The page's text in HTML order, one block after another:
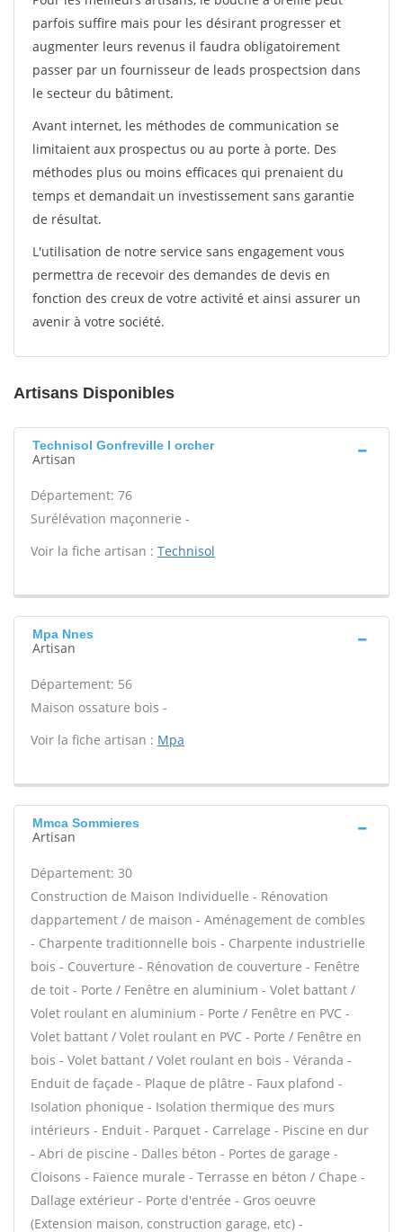
parfois suffire mais pour les désirant progresser et
augmenter leurs revenus il faudra obligatoirement
passer par un fournisseur de leads prospectsion dans
le secteur du bâtiment.
Avant internet, les méthodes de communication se
limitaient aux prospectus ou au porte à porte. Des
méthodes plus ou moins efficaces qui prenaient du
temps et demandait un investissement sans garantie
de résultat.
L'utilisation de notre service sans engagement vous
permettra de recevoir des demandes de devis en
fonction des creux de votre activité et ainsi assurer un
avenir à votre société.
Artisans Disponibles
Technisol Gonfreville l orcher
Artisan
Département: 76
Surélévation maçonnerie -
Voir la fiche artisan : Technisol
Mpa Nnes
Artisan
Département: 56
Maison ossature bois -
Voir la fiche artisan : Mpa
Mmca Sommieres
Artisan
Département: 30
Construction de Maison Individuelle - Rénovation
dappartement / de maison - Aménagement de combles
- Charpente traditionnelle bois - Charpente industrielle
bois - Couverture - Rénovation de couverture - Fenêtre
de toit - Porte / Fenêtre en aluminium - Volet battant /
Volet roulant en aluminium - Porte / Fenêtre en PVC -
Volet battant / Volet roulant en PVC - Porte / Fenêtre en
bois - Volet battant / Volet roulant en bois - Véranda -
Enduit de façade - Plaque de plâtre - Faux plafond -
Isolation phonique - Isolation thermique des murs
intérieurs - Enduit - Parquet - Carrelage - Piscine en dur
- Abri de piscine - Dalles béton - Portes de garage -
Cloisons - Faïence murale - Terrasse en béton / Chape -
Dallage extérieur - Porte d'entrée - Gros oeuvre
(Extension maison, construction garage, etc) -